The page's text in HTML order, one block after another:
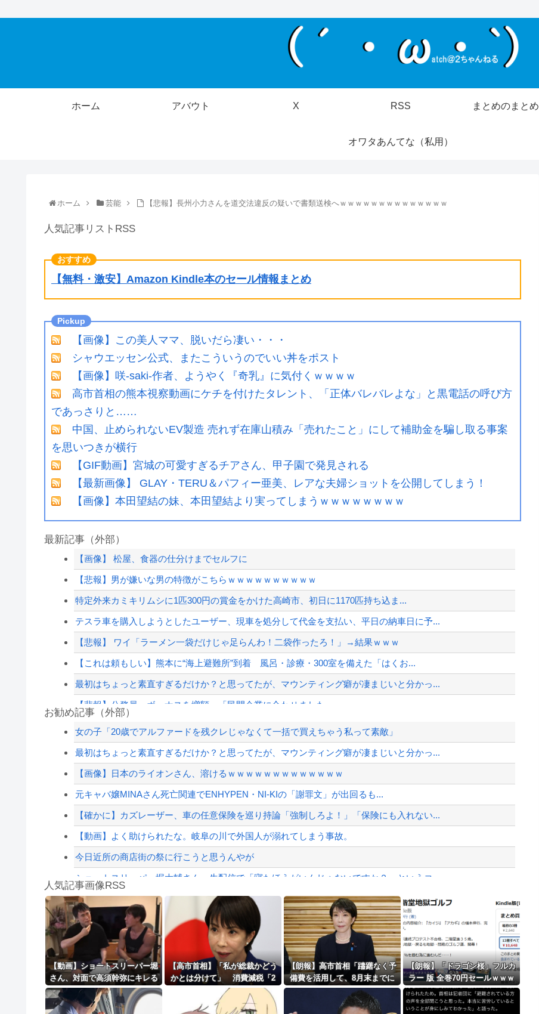
ホーム アバウト X RSS まとめのまとめ
オワタあんてな（私用）
ホーム 芸能 【悲報】長州小力さんを道交法違反の疑いで書類送検へｗｗｗｗｗｗｗｗｗｗｗｗｗｗ
人気記事リストRSS
【無料・激安】Amazon Kindle本のセール情報まとめ
【画像】この美人ママ、脱いだら凄い・・・
シャウエッセン公式、またこういうのでいい丼をポスト
【画像】咲-saki-作者、ようやく『奇乳』に気付くｗｗｗｗ
高市首相の熊本視察動画にケチを付けたタレント、「正体バレバレよな」と黒電話の呼び方
であっさりと……
中国、止められないEV製造 売れず在庫山積み「売れたこと」にして補助金を騙し取る事案
を思いつきが横行
【GIF動画】宮城の可愛すぎるチアさん、甲子園で発見される
【最新画像】 GLAY・TERU＆パフィー亜美、レアな夫婦ショットを公開してしまう！
【画像】本田望結の妹、本田望結より実ってしまうｗｗｗｗｗｗｗｗ
最新記事（外部）
【画像】 松屋、食器の仕分けまでセルフに
【悲報】男が嫌いな男の特徴がこちらｗｗｗｗｗｗｗｗｗｗ
特定外来カミキリムシに1匹300円の賞金をかけた高崎市、初日に1170匹持ち込ま...
テスラ車を購入しようとしたユーザー、現車を処分して代金を支払い、平日の納車日に予...
【悲報】 ワイ「ラーメン一袋だけじゃ足らんわ！二袋作ったろ！」→結果ｗｗｗ
【これは頼もしい】熊本に“海上避難所”到着 風呂・診療・300室を備えた「はくお...
最初はちょっと素直すぎるだけか？と思ってたが、マウンティング癖が凄まじいと分かっ...
【悲報】公務員、ボーナスを増額 「民間企業に合わせました」
大久保佳代子「休みの日はだいたい…」まさかの習慣を暴露ｗｗｗ
「Virtual Insanity」30年越しの“公式和訳“が公開される
高配当をうたった「みんなで大家さん」→実態は2881億円の債務超過
【速報】外人の医療費未払いが多すぎたので病院が外人の治療を断るようになってしまう
【配信者】「金バエ」のSNS更新が1週間途絶え、様々な憶測が飛び交う。1週間ぶり...
【緊急速報】NYで警官が黒人男性の首を絞め、暴動第二波不可避へ
Powered by livedoor 相互RSS
お勧め記事（外部）
女の子「20歳でアルファードを残クレじゃなくて一括で買えちゃう私って素敵」
最初はちょっと素直すぎるだけか？と思ってたが、マウンティング癖が凄まじいと分かっ...
【画像】日本のライオンさん、溶けるｗｗｗｗｗｗｗｗｗｗｗｗｗ
元キャバ嬢MINAさん死亡関連でENHYPEN・NI-KIの「謝罪文」が出回るも...
【確かに】カズレーザー、車の任意保険を巡り持論「強制しろよ！」「保険にも入れない...
【動画】よく助けられたな。岐阜の川で外国人が溺れてしまう事故。
今日近所の商店街の祭に行こうと思うんやが
ショートスリーパー堀大輔さん、生配信で「寝たほうがいんじゃないですか？」というコ...
【衝撃】50代女性、京大病院で脳腫瘍手術→“腫瘍の無い部位”を摘出 2度「腫瘍で...
魔王「俺の体臭がやばい」
8/4のニュース
日本旅行キャンセルすべきか…1万年ぶり史上最大級の火山の兆し＝韓国の反応
更新中止のお知らせ
海外「おめでとうタキ！」リヴァプール南野がバースデーゴール！！
人気記事画像RSS
【動画】ショートスリーパー堀
さん、対面で高須幹弥にキレる
ｗｗｗｗｗｗｗｗｗ
【高市首相】「私が総裁かどう
かとは分けて」 消費減税「2
年後に私の責任で戻す」発言を
説明
【朗報】高市首相「躊躇なく予
備費を活用して、8月末までに
断水解消を目指す」 熊本地震
【朗報】「ドラゴン桜」フルカ
ラー 版 全巻70円セールｗｗｗ
ｗｗｗｗｗ スポーツ漫画50％
ポイント還元セール